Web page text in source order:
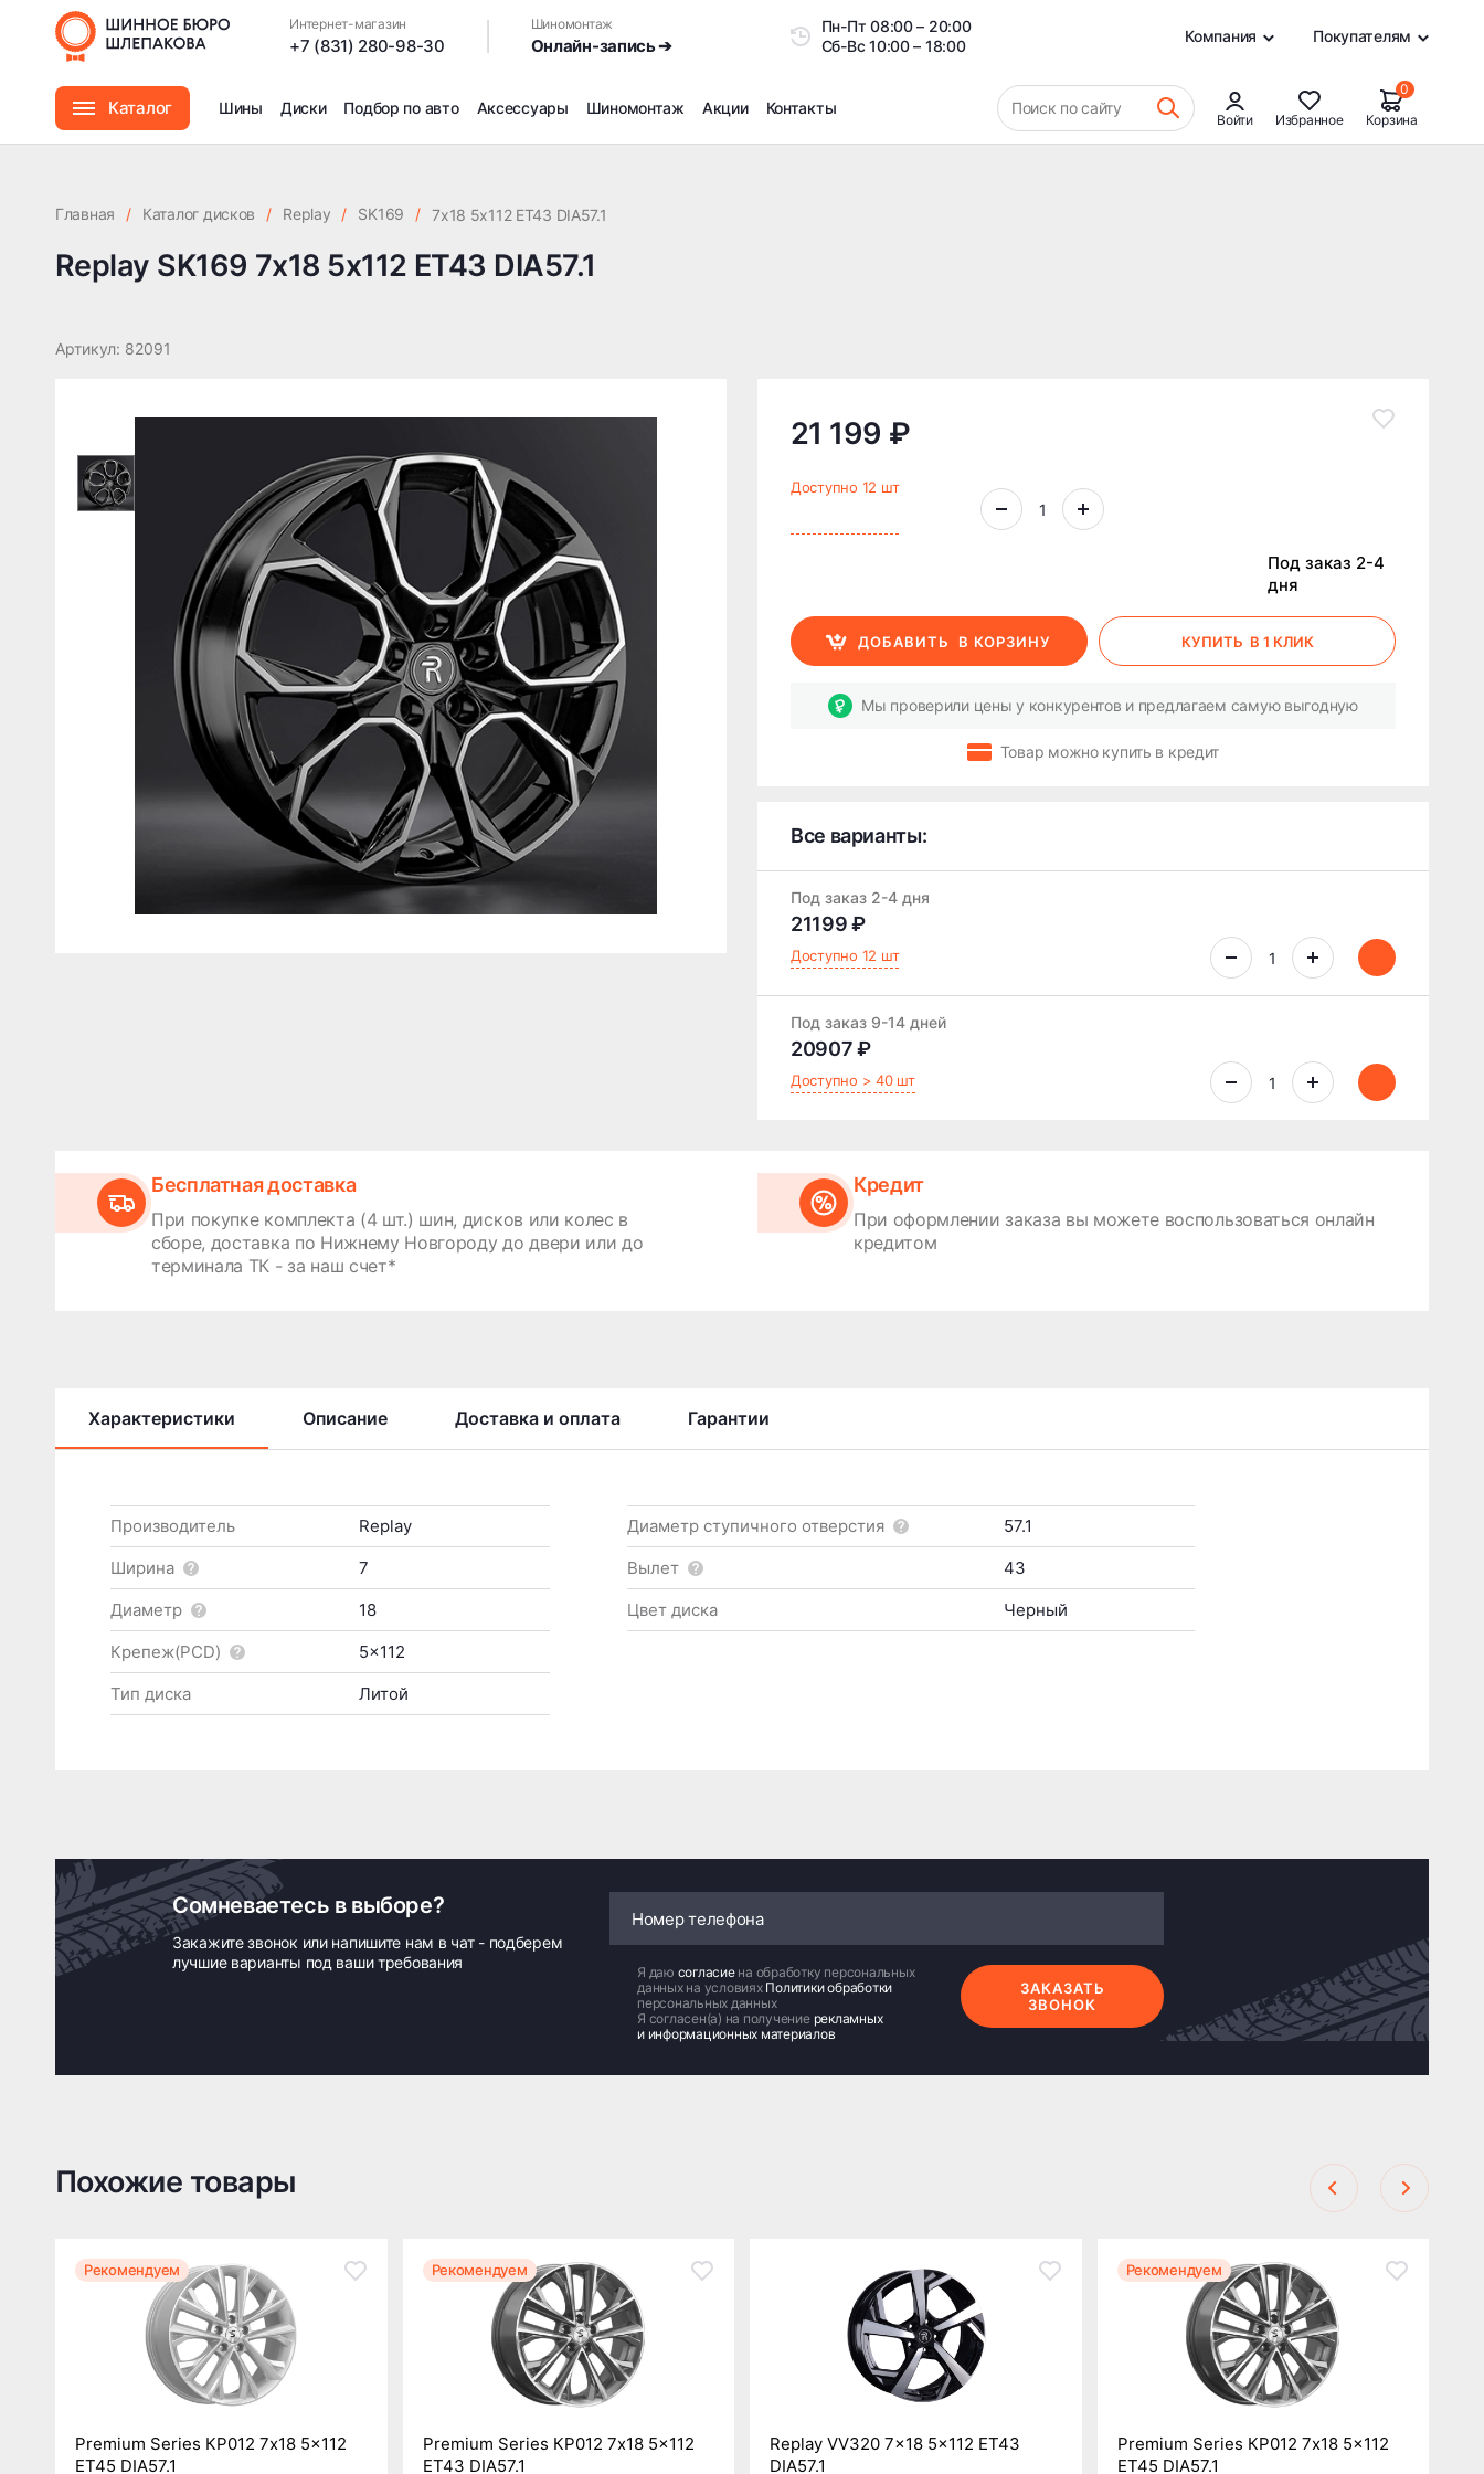
Интернет-магазин
+7 (831) 280-98-30
Шиномонтаж
Онлайн-запись ➔
Пн-Пт08:00 – 20:00
Сб-Вс10:00 – 18:00
Компания Покупателям
Каталог Шины Диски Подбор по авто Аксессуары Шиномонтаж
Сезонное хранение
Дошиповка, Ошиповка, Перешиповка зимней резины
Подбор запчастей
Акции Контакты Поиск по сайту
Войти Избранное
0
Корзина
Replay SK169 7x18 5x112 ET43 DIA57.1
Главная / Каталог дисков / Replay / SK169 / 7x18 5x112 ET43 DIA57.1
Replay SK169 7x18 5x112 ET43 DIA57.1
Артикул: 82091
21 199 ₽
Доступно 12 шт
Под заказ 2-4
дня
ДОБАВИТЬ В КОРЗИНУ КУПИТЬ В 1 КЛИК
Мы проверили цены у конкурентов и предлагаем самую выгодную
Товар можно купить в кредит
Все варианты:
Под заказ 2-4 дня
21199 ₽
Доступно 12 шт
Под заказ 9-14 дней
20907 ₽
Доступно > 40 шт
Бесплатная доставка
При покупке комплекта (4 шт.) шин, дисков или колес в
сборе, доставка по Нижнему Новгороду до двери или до
терминала ТК - за наш счет*
Кредит
При оформлении заказа вы можете воспользоваться онлайн
кредитом
Характеристики Описание Доставка и оплата Гарантии
Производитель
Replay
Ширина
7
Диаметр
18
Крепеж(PCD)
5x112
Тип диска
Литой
Диаметр ступичного отверстия
57.1
Вылет
43
Цвет диска
Черный
Сомневаетесь в выборе?
Закажите звонок или напишите нам в чат - подберем
лучшие варианты под ваши требования
Я даю согласие на обработку персональных
данных на условиях Политики обработки
персональных данных
Я согласен(а) на получение рекламных
и информационных материалов
ЗАКАЗАТЬ
ЗВОНОК
Похожие товары
Рекомендуем
Premium Series КР012 7x18 5x112
ET45 DIA57.1
Рекомендуем
Premium Series КР012 7x18 5x112
ET43 DIA57.1
Replay VV320 7x18 5x112 ET43
DIA57.1
Рекомендуем
Premium Series КР012 7x18 5x112
ET45 DIA57.1